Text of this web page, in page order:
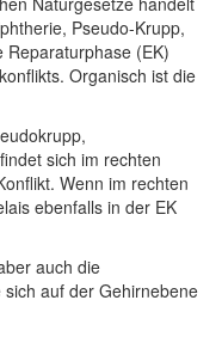
Pseudo-Krupp,
Reparaturphase (EK)
Organisch ist die
sich im rechten
Wenn im rechten
ebenfalls in der EK
auch die
auf der Gehirnebene